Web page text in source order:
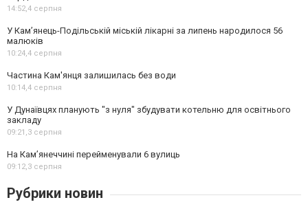
14:52,4 серпня
У Кам’янець-Подільській міській лікарні за липень народилося 56
малюків
10:24,4 серпня
Частина Кам'янця залишилась без води
10:14,4 серпня
У Дунаївцях планують "з нуля" збудувати котельню для освітнього
закладу
09:21,3 серпня
На Камʼянеччині перейменували 6 вулиць
09:12,3 серпня
Рубрики новин